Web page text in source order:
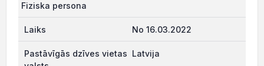
Fiziska persona
No 16.03.2022
Latvija